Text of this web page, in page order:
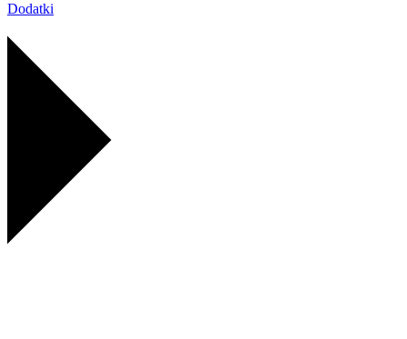
Dodatki